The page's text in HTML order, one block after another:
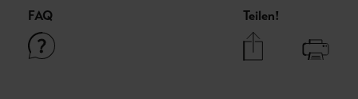
FAQ Teilen!